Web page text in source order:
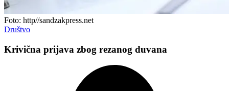
Foto: http//sandzakpress.net
Društvo
Krivična prijava zbog rezanog duvana